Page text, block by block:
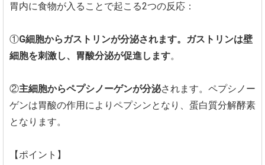
胃内に食物が入ることで起こる2つの反応：
①G細胞からガストリンが分泌されます。ガストリンは壁
細胞を刺激し、胃酸分泌が促進します。
②主細胞からペプシノーゲンが分泌されます。ペプシノー
ゲンは胃酸の作用によりペプシンとなり、蛋白質分解酵素
となります。
【ポイント】